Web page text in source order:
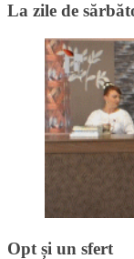
La zile de
Opt și un sfert